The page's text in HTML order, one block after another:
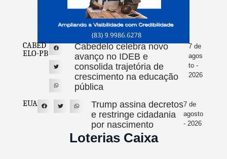
CABED
ELO-PB
Cabedelo celebra novo
avanço no IDEB e
consolida trajetória de
crescimento na educação
pública
7 de
agos
to -
2026
EUA
Trump assina decretos
e restringe cidadania
por nascimento
7 de
agosto
- 2026
Loterias Caixa